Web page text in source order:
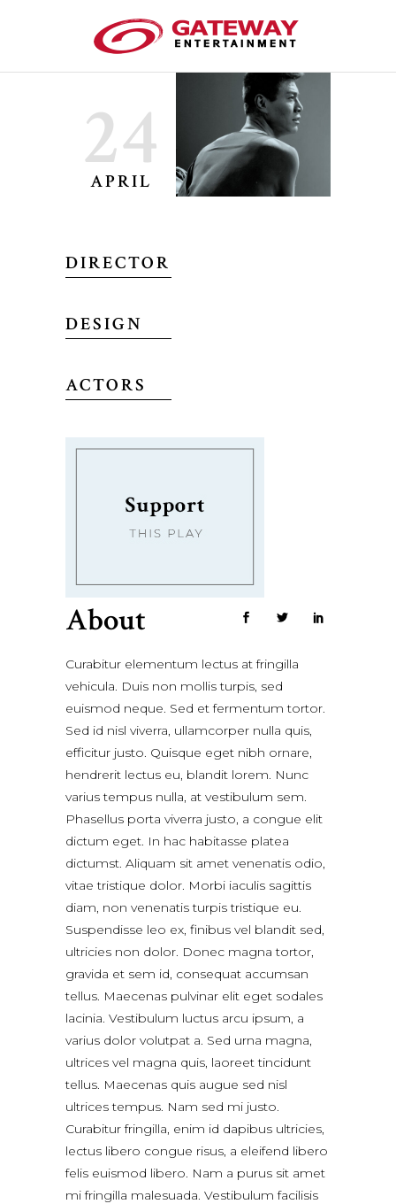
24
APRIL
DIRECTOR
DESIGN
ACTORS
About
Curabitur elementum lectus at fringilla
vehicula. Duis non mollis turpis, sed
euismod neque. Sed et fermentum tortor.
Sed id nisl viverra, ullamcorper nulla quis,
efficitur justo. Quisque eget nibh ornare,
hendrerit lectus eu, blandit lorem. Nunc
varius tempus nulla, at vestibulum sem.
Phasellus porta viverra justo, a congue elit
dictum eget. In hac habitasse platea
dictumst. Aliquam sit amet venenatis odio,
vitae tristique dolor. Morbi iaculis sagittis
diam, non venenatis turpis tristique eu.
Suspendisse leo ex, finibus vel blandit sed,
ultricies non dolor. Donec magna tortor,
gravida et sem id, consequat accumsan
tellus. Maecenas pulvinar elit eget sodales
lacinia. Vestibulum luctus arcu ipsum, a
varius dolor volutpat a. Sed urna magna,
ultrices vel magna quis, laoreet tincidunt
tellus. Maecenas quis augue sed nisl
ultrices tempus. Nam sed mi justo.
Curabitur fringilla, enim id dapibus ultricies,
lectus libero congue risus, a eleifend libero
felis euismod libero. Nam a purus sit amet
mi fringilla malesuada. Vestibulum facilisis